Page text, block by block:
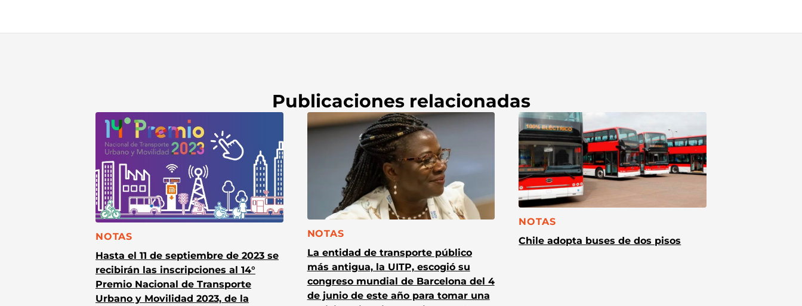
Publicaciones relacionadas
CATEGORÍA:
NOTAS
Hasta el 11 de septiembre de 2023 se
recibirán las inscripciones al 14°
Premio Nacional de Transporte
Urbano y Movilidad 2023, de la
CATEGORÍA:
NOTAS
La entidad de transporte público
más antigua, la UITP, escogió su
congreso mundial de Barcelona del 4
de junio de este año para tomar una
CATEGORÍA:
NOTAS
Chile adopta buses de dos pisos